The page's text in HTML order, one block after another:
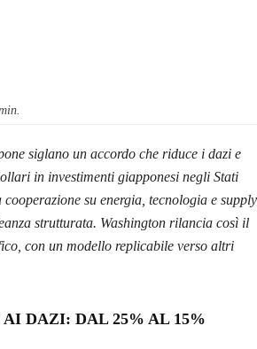
siglano un accordo che riduce i dazi e
in investimenti giapponesi negli Stati
su energia, tecnologia e supply
strutturata. Washington rilancia così il
con un modello replicabile verso altri
DAZI: DAL 25% AL 15%